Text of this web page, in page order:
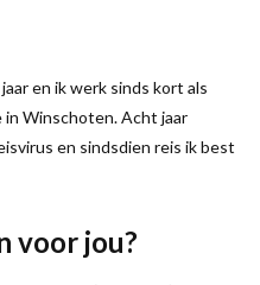
en ik werk sinds kort als
in Winschoten. Acht jaar
en sindsdien reis ik best
voor jou?